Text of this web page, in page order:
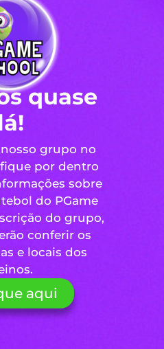
quase
grupo no
por dentro
sobre
do PGame
do grupo,
conferir os
e locais dos
aqui